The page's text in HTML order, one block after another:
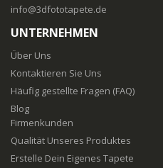
info@3dfototapete.de
UNTERNEHMEN
Über Uns
Kontaktieren Sie Uns
Häufig gestellte Fragen (FAQ)
Blog
Firmenkunden
Qualität Unseres Produktes
Erstelle Dein Eigenes Tapete